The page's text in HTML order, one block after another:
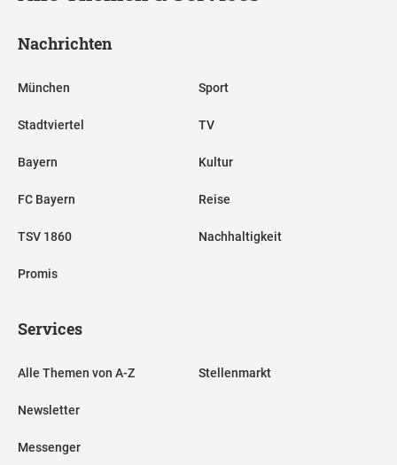
Nachrichten
München
Stadtviertel
Bayern
FC Bayern
TSV 1860
Promis
Sport
TV
Kultur
Reise
Nachhaltigkeit
Services
Alle Themen von A-Z
Newsletter
Messenger
Stellenmarkt